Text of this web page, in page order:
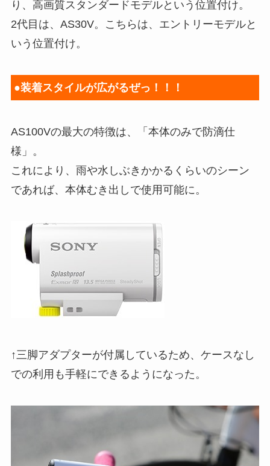
り、高画質スタンダードモデルという位置付け。
2代目は、AS30V。こちらは、エントリーモデルと
いう位置付け。
●装着スタイルが広がるぜっ！！！
AS100Vの最大の特徴は、「本体のみで防滴仕
様」。
これにより、雨や水しぶきかかるくらいのシーン
であれば、本体むき出しで使用可能に。
↑三脚アダプターが付属しているため、ケースなし
での利用も手軽にできるようになった。